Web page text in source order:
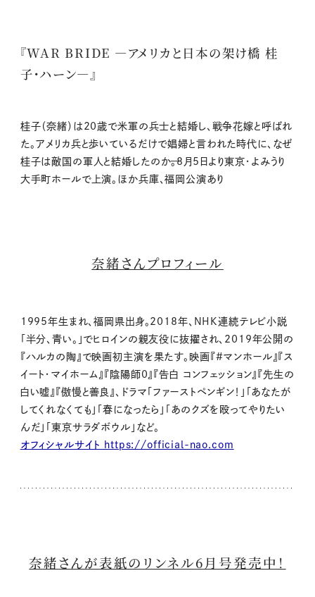
『WAR BRIDE ―アメリカと日本の架け橋 桂
子・ハーン―』
桂子（奈緒）は20歳で米軍の兵士と結婚し、戦争花嫁と呼ばれ
た。アメリカ兵と歩いているだけで娼婦と言われた時代に、なぜ
桂子は敵国の軍人と結婚したのか̶。8月5日より東京・よみうり
大手町ホールで上演。ほか兵庫、福岡公演あり
奈緒さんプロフィール
1995年生まれ、福岡県出身。2018年、NHK連続テレビ小説
「半分、青い。」でヒロインの親友役に抜擢され、2019年公開の
『ハルカの陶』で映画初主演を果たす。映画『#マンホール』『ス
イート・マイホーム』『陰陽師0』『告白 コンフェッション』『先生の
白い嘘』『傲慢と善良』、ドラマ「ファーストペンギン！」「あなたが
してくれなくても」「春になったら」「あのクズを殴ってやりたい
んだ」「東京サラダボウル」など。
オフィシャルサイト https://official-nao.com
奈緒さんが表紙のリンネル6月号発売中！